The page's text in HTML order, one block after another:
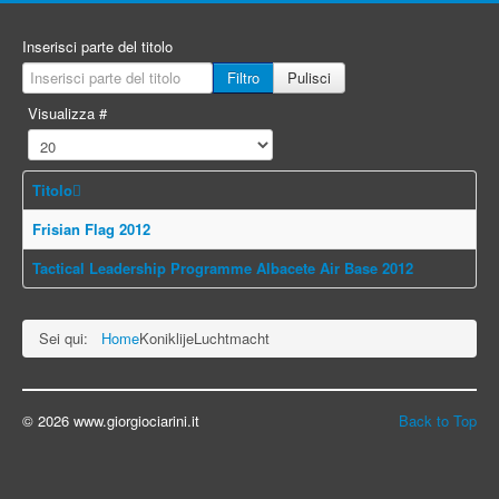
Inserisci parte del titolo
Filtro
Pulisci
Visualizza #
Titolo
Frisian Flag 2012
Tactical Leadership Programme Albacete Air Base 2012
Sei qui: HomeKoniklijeLuchtmacht
Back to Top
© 2026 www.giorgiociarini.it